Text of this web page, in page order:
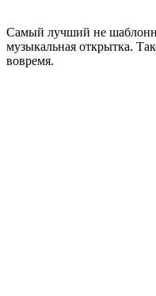
Самый лучший не
музыкальная открытка.
вовремя.